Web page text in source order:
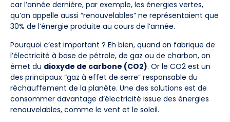
car l’année dernière, par exemple, les énergies vertes,
qu’on appelle aussi “renouvelables” ne représentaient que
30% de l’énergie produite au cours de l’année.
Pourquoi c’est important ? Eh bien, quand on fabrique de
l’électricité à base de pétrole, de gaz ou de charbon, on
émet du dioxyde de carbone (CO2). Or le CO2 est un
des principaux “gaz à effet de serre” responsable du
réchauffement de la planète. Une des solutions est de
consommer davantage d’électricité issue des énergies
renouvelables, comme le vent et le soleil.